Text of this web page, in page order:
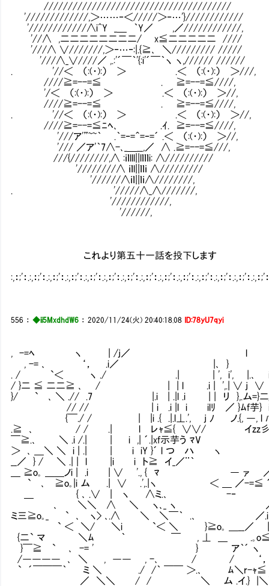
///////////////////////////////////////
'/////////////,＞……‐＜/////＞‐…'}////////////
'////////////∧i^Y _＿ ｀Y／ ,／////////////,
'//∧ ,二二二二二二二二/ x≦二二二二二 ////
'///∧ ∨///////,＞‐…‐:|.{≧､ ＼///////// /////
'///∧_∨////／ ,.:'´￣｀'{:i'´￣｀ヽ ヽ,////// //////
. '//＜ （:(・):） ＞ .＜ （:(・):） ＞///,
////≧=--=≦ . ≧=--=≦////,
'/＜ （:(・):） ＞ .＜ （:(・):） ＞//,
////≧=--=≦ . ≧=--=≦////,
. '//＜ （:(・):） ＞ .＜ （:(・):） ＞//,
////≧=--=≦ﾆﾍ､ .ｲ. ≧=--=≦////,
'///ア'”~~｀ .｀=‐=＾=‐=´ .＜ （:(・):） ＞//,
'/// ／ア'｀7∧-､_＿__,／ ∧ .≧=--=≦///,
///{////////,∧ :ｉｌlll||lｌｌｌi: ∧//////////
'////////∧ ｉｌl||ｌｌｉ ∧/////////
'//////∧ｉｌ||ｌｉ∧////////,
. '/////∧_∧///////,
'////////////,
'//////,
これより第五十一話を投下します
:,：;'：.:,：;'：.:,：;'：.:,：;'：.:,：;'：.:,：;'：.:,：;'：.:,：;'：.:,：;'：.:,：;'：.:,：;'：.:,：;'：.:,：;'：.:,：;'
556 ：◆ii5MxdhdW6 ：2020/11/24(火) 20:40:18.08 ID:78yU7qyi
, -=ﾍ ヽ | /j／ l ＼,-= ｱ
, -= ､ ‘， .i／ |､ } ∧＼ｱヽ
. / `＜ ヽ ./ .| | ', i', |.､ i .∧
/ }二 ≦ 二二≧ ､ / | | l .i | ',.| ∨ j
}/ ` ､ ＼ .// .7 |.i | .|l .i | | リ },.
// // | i .i |l i ilﾘ ／ }ﾑf芋} iﾐﾘァ/
{￣./ / | |i .{ .|.l⊥.', j ﾉ ノ.{, ―, l ﾊ
.≧ ､ / / .| l レｬ≦{ ∨∨/ イzz彡}'
￣≧.､ ＼ .i /.| | i ,| ´.|xf示芋う ﾏV ／
＞ ､ ＿＼ ＼ i | .| | i iY }´ l つ
__／ } / ＼ .| | l |i i ト≧ イ_／¨｀
＿ ≧o｡ ＿＿ノi | .i | ∨ '., { ﾏ ― ァ ／／
` ､ ≧o｡|i ム .| ∨ .',.|ヽ ＜ ＿
＿ { ､ .∨ | ヽ ∧ミ.､ -‐ /' j
､ ＼＼ ∧ ＼ ヽ､_ ヽ ／ .／
ミ三≧o｡_ ` ､ ヽ> ､.∧ ＼ ＼
` ＜ ＼/ ＼i `＜ ＼ }≧o｡ ＿
{二` マ ＼ﾑ ｀ ￣ , ⊥ ＿ .
}￣≧ ` ､ -= ' } ア｀´
/―――― ､ ＼ , ―― , -､ / / ‘，
` ´￣￣￣｀ ミ ＼ ./ /｀ ￣￣ ＞.､ ﾑ＼r-ｬ≦
／ ＼＼ / / ＼ ム .イ.} |＼＼ l